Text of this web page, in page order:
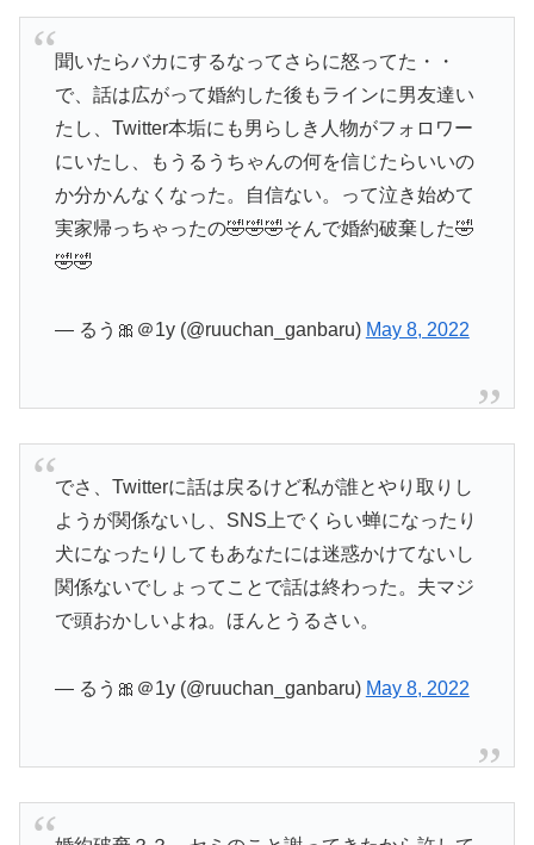
聞いたらバカにするなってさらに怒ってた・・
で、話は広がって婚約した後もラインに男友達い
たし、Twitter本垢にも男らしき人物がフォロワー
にいたし、もうるうちゃんの何を信じたらいいの
か分かんなくなった。自信ない。って泣き始めて
実家帰っちゃったの🤣🤣🤣そんで婚約破棄した🤣
🤣🤣
— るう🎀＠1y (@ruuchan_ganbaru) May 8, 2022
でさ、Twitterに話は戻るけど私が誰とやり取りし
ようが関係ないし、SNS上でくらい蝉になったり
犬になったりしてもあなたには迷惑かけてないし
関係ないでしょってことで話は終わった。夫マジ
で頭おかしいよね。ほんとうるさい。
— るう🎀＠1y (@ruuchan_ganbaru) May 8, 2022